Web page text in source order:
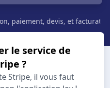
paiement, devis, et
le service de
?
Stripe, il vous faut